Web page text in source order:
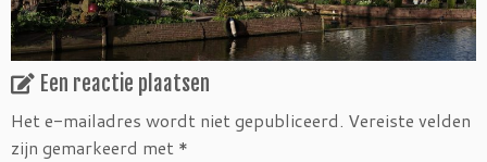
Een reactie plaatsen
Het e-mailadres wordt niet gepubliceerd. Vereiste velden
zijn gemarkeerd met *